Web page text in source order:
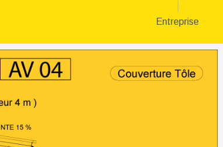
Entreprise